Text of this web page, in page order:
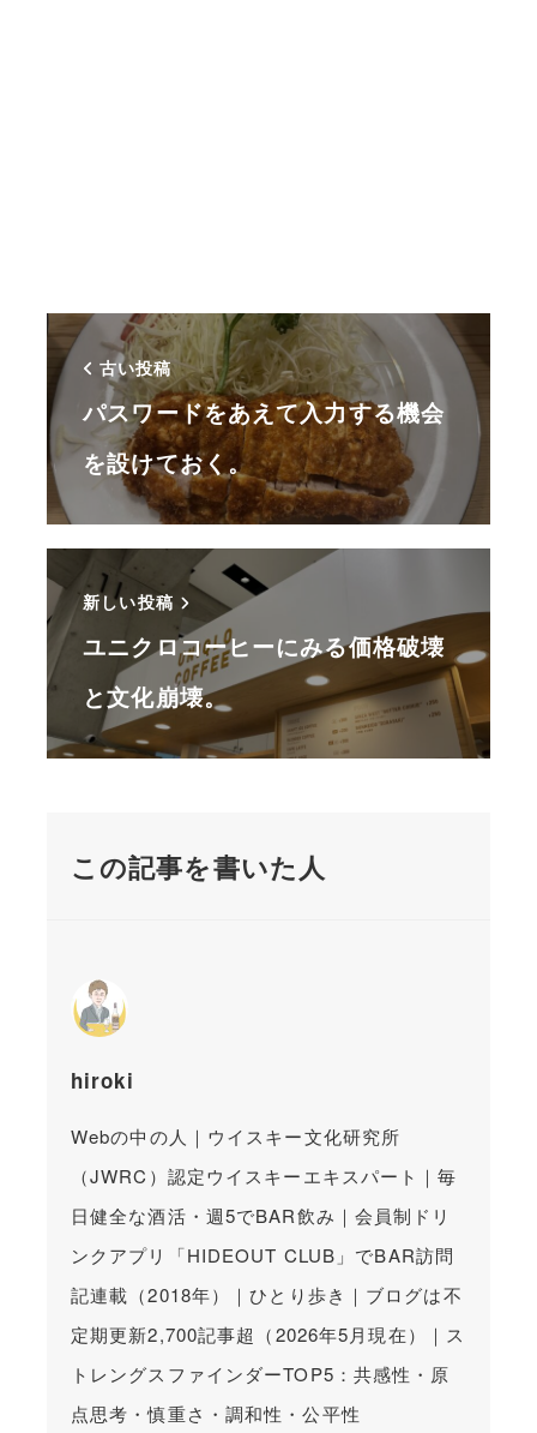
古い投稿
パスワードをあえて入力する機会
を設けておく。
新しい投稿
ユニクロコーヒーにみる価格破壊
と文化崩壊。
この記事を書いた人
hiroki
Webの中の人｜ウイスキー文化研究所
（JWRC）認定ウイスキーエキスパート｜毎
日健全な酒活・週5でBAR飲み｜会員制ドリ
ンクアプリ「HIDEOUT CLUB」でBAR訪問
記連載（2018年）｜ひとり歩き｜ブログは不
定期更新2,700記事超（2026年5月現在）｜ス
トレングスファインダーTOP5：共感性・原
点思考・慎重さ・調和性・公平性